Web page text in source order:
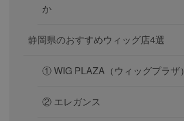
か
静岡県のおすすめウィッグ店4選
① WIG PLAZA（ウィッグプラザ）
② エレガンス